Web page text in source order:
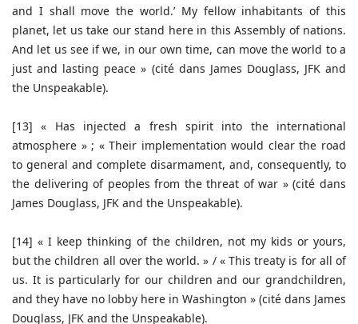
and I shall move the world.’ My fellow inhabitants of this
planet, let us take our stand here in this Assembly of nations.
And let us see if we, in our own time, can move the world to a
just and lasting peace » (cité dans James Douglass, JFK and
the Unspeakable).
[13] « Has injected a fresh spirit into the international
atmosphere » ; « Their implementation would clear the road
to general and complete disarmament, and, consequently, to
the delivering of peoples from the threat of war » (cité dans
James Douglass, JFK and the Unspeakable).
[14] « I keep thinking of the children, not my kids or yours,
but the children all over the world. » / « This treaty is for all of
us. It is particularly for our children and our grandchildren,
and they have no lobby here in Washington » (cité dans James
Douglass, JFK and the Unspeakable).